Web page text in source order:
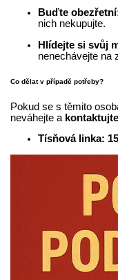
Buďte
nich nekupujte.
Hlídejte si svůj
nenechávejte na
Co dělat v případě potřeby?
Pokud se s těmito
neváhejte a
Tísňová linka: